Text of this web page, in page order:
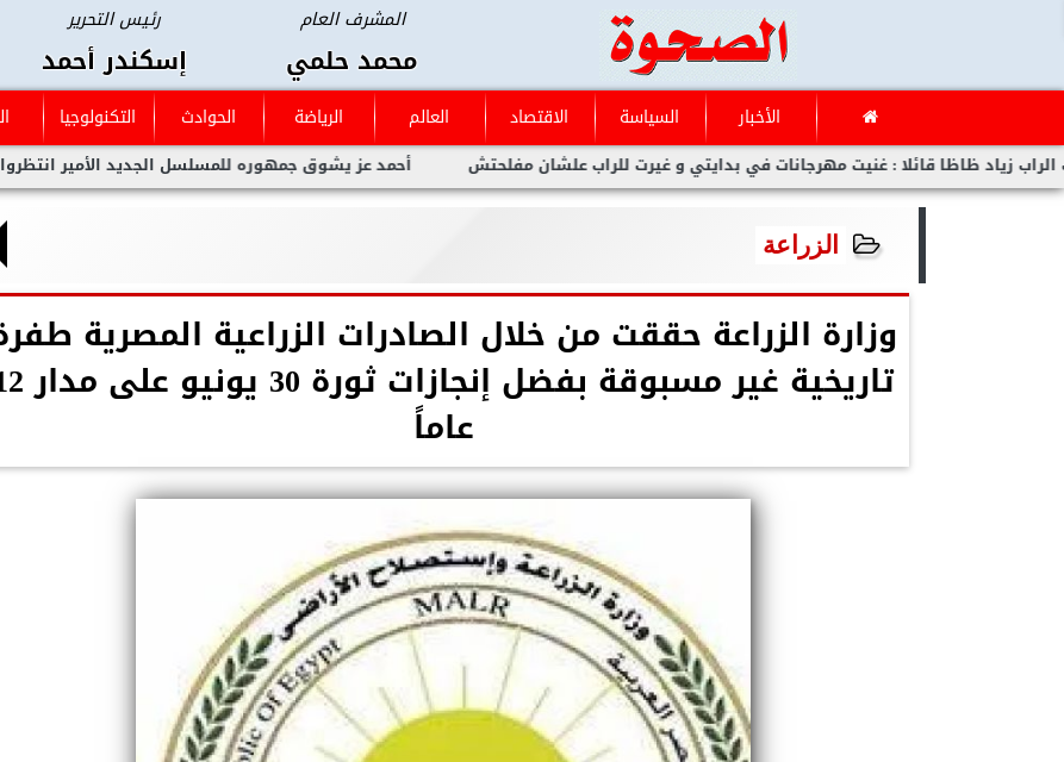
المشرف العام
محمد حلمي
رئيس التحرير
إسكندر أحمد
الأخبار السياسة الاقتصاد العالم الرياضة الحوادث التكنولوجيا
أحمد عز يشوق جمهوره للمسلسل الجديد الأمير انتظروا العمل قائلا : غنيت مهرجانات في بدايتي و غيرت للراب علشان مفلحتش
الزراعة
وزارة الزراعة حققت من خلال الصادرات الزراعية المصرية
تاريخية غير مسبوقة بفضل
عاماً